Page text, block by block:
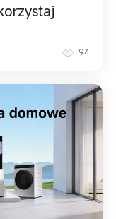
94